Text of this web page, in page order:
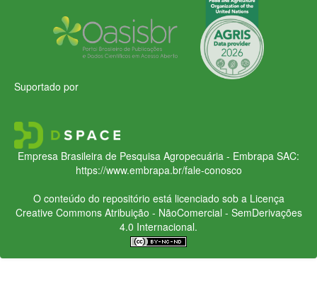
Suportado por
Empresa Brasileira de Pesquisa Agropecuária - Embrapa SAC:
https://www.embrapa.br/fale-conosco
O conteúdo do repositório está licenciado sob a Licença
Creative CommonsAtribuição - NãoComercial - SemDerivações
4.0 Internacional.